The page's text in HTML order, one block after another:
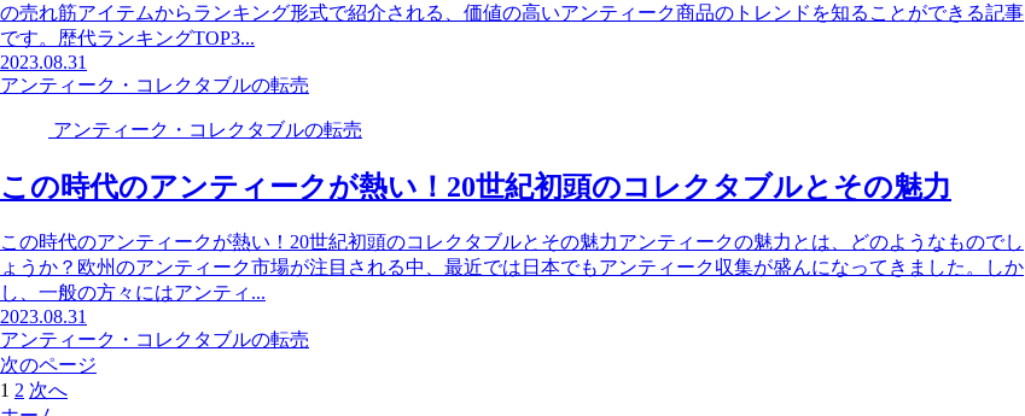
の売れ筋アイテムからランキング形式で紹介される、価値の高いアンティーク商品のトレンドを知ることができる記事
です。歴代ランキングTOP3...
2023.08.31
アンティーク・コレクタブルの転売
アンティーク・コレクタブルの転売
この時代のアンティークが熱い！20世紀初頭のコレクタブルとその魅力
この時代のアンティークが熱い！20世紀初頭のコレクタブルとその魅力アンティークの魅力とは、どのようなものでし
ょうか？欧州のアンティーク市場が注目される中、最近では日本でもアンティーク収集が盛んになってきました。しか
し、一般の方々にはアンティ...
2023.08.31
アンティーク・コレクタブルの転売
次のページ
1 2 次へ